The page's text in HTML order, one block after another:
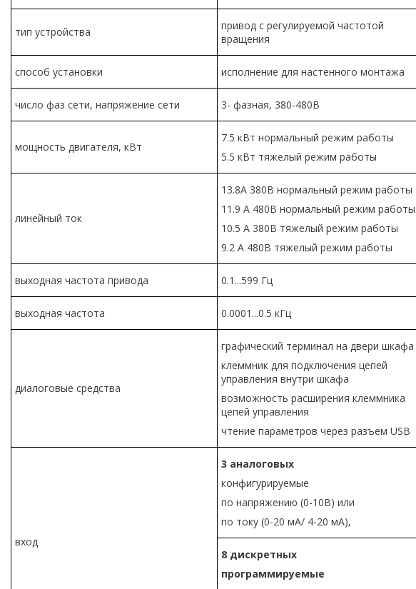
тип устройства
привод с регулируемой частотой
вращения
способ установки исполнение для настенного монтажа
число фаз сети, напряжение сети 3- фазная, 380-480В
мощность двигателя, кВт
7.5 кВт нормальный режим работы
5.5 кВт тяжелый режим работы
линейный ток
13.8А 380В нормальный режим работы
11.9 А 480В нормальный режим работы
10.5 А 380В тяжелый режим работы
9.2 А 480В тяжелый режим работы
выходная частота привода 0.1...599 Гц
выходная частота 0.0001...0.5 кГц
диалоговые средства
графический терминал на двери шкафа
клеммник для подключения цепей
управления внутри шкафа
возможность расширения клеммника
цепей управления
чтение параметров через разъем USB
вход
3 аналоговых
конфигурируемые
по напряжению (0-10В) или
по току (0-20 мА/ 4-20 мА),
8 дискретных
программируемые